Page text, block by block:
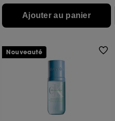
Ajouter au panier
Nouveauté